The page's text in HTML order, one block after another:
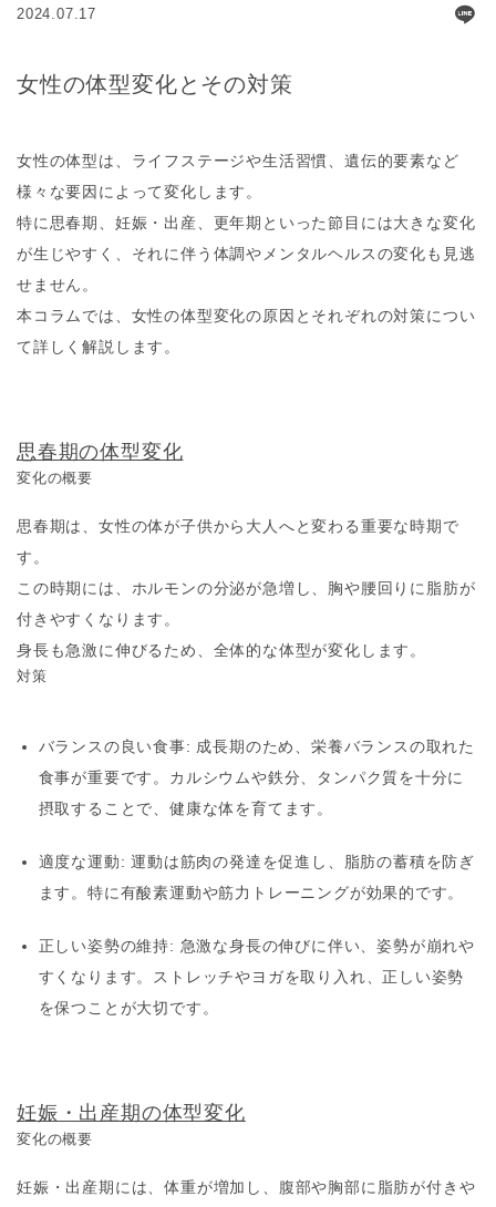
2024.07.17
女性の体型変化とその対策
女性の体型は、ライフステージや生活習慣、遺伝的要素など
様々な要因によって変化します。
特に思春期、妊娠・出産、更年期といった節目には大きな変化
が生じやすく、それに伴う体調やメンタルヘルスの変化も見逃
せません。
本コラムでは、女性の体型変化の原因とそれぞれの対策につい
て詳しく解説します。
思春期の体型変化
変化の概要
思春期は、女性の体が子供から大人へと変わる重要な時期で
す。
この時期には、ホルモンの分泌が急増し、胸や腰回りに脂肪が
付きやすくなります。
身長も急激に伸びるため、全体的な体型が変化します。
対策
バランスの良い食事: 成長期のため、栄養バランスの取れた
食事が重要です。カルシウムや鉄分、タンパク質を十分に
摂取することで、健康な体を育てます。
適度な運動: 運動は筋肉の発達を促進し、脂肪の蓄積を防ぎ
ます。特に有酸素運動や筋力トレーニングが効果的です。
正しい姿勢の維持: 急激な身長の伸びに伴い、姿勢が崩れや
すくなります。ストレッチやヨガを取り入れ、正しい姿勢
を保つことが大切です。
妊娠・出産期の体型変化
変化の概要
妊娠・出産期には、体重が増加し、腹部や胸部に脂肪が付きや